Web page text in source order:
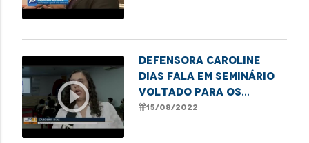
play_circle_outline
Defensora Caroline
Dias fala em seminário
voltado para os
direitos das mulheres
15/08/2022